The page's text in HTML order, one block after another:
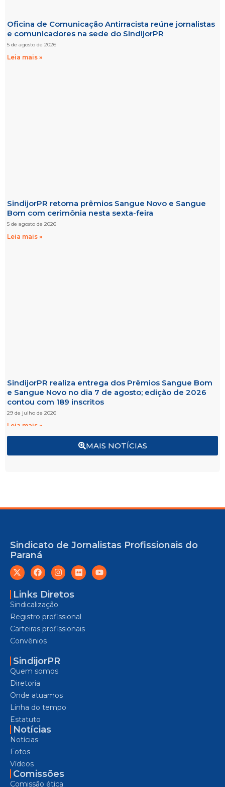
MAIS NOTÍCIAS
Oficina de Comunicação Antirracista reúne jornalistas
e comunicadores na sede do SindijorPR
5 de agosto de 2026
Leia mais »
SindijorPR retoma prêmios Sangue Novo e Sangue
Bom com cerimônia nesta sexta-feira
5 de agosto de 2026
Leia mais »
SindijorPR realiza entrega dos Prêmios Sangue Bom
e Sangue Novo no dia 7 de agosto; edição de 2026
contou com 189 inscritos
29 de julho de 2026
Leia mais »
Sindicato de Jornalistas Profissionais do
Paraná
Links Diretos
Sindicalização
Registro profissional
Carteiras profissionais
Convênios
SindijorPR
Quem somos
Diretoria
Onde atuamos
Linha do tempo
Estatuto
Notícias
Notícias
Fotos
Vídeos
Comissões
Comissão ética